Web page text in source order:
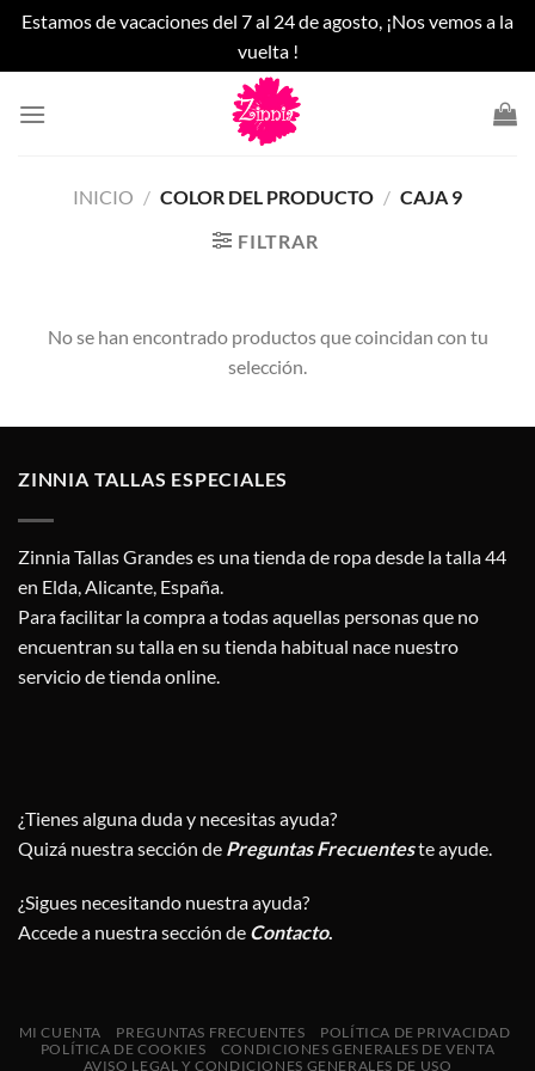
Estamos de vacaciones del 7 al 24 de agosto, ¡Nos vemos a la
vuelta !
INICIO / COLOR DEL PRODUCTO / CAJA 9
FILTRAR
No se han encontrado productos que coincidan con tu
selección.
ZINNIA TALLAS ESPECIALES
Zinnia Tallas Grandes es una tienda de ropa desde la talla 44
en Elda, Alicante, España.
Para facilitar la compra a todas aquellas personas que no
encuentran su talla en su tienda habitual nace nuestro
servicio de tienda online.
¿Tienes alguna duda y necesitas ayuda?
Quizá nuestra sección de Preguntas Frecuenteste ayude.
¿Sigues necesitando nuestra ayuda?
Accede a nuestra sección de Contacto.
MI CUENTA PREGUNTAS FRECUENTES
POLÍTICA DE PRIVACIDAD
POLÍTICA DE COOKIES
CONDICIONES GENERALES DE VENTA
AVISO LEGAL Y CONDICIONES GENERALES DE USO